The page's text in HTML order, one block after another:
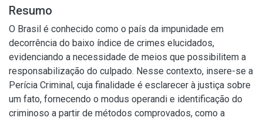
Resumo
O Brasil é conhecido como o país da impunidade em
decorrência do baixo índice de crimes elucidados,
evidenciando a necessidade de meios que possibilitem a
responsabilização do culpado. Nesse contexto, insere-se a
Perícia Criminal, cuja finalidade é esclarecer à justiça sobre
um fato, fornecendo o modus operandi e identificação do
criminoso a partir de métodos comprovados, como a